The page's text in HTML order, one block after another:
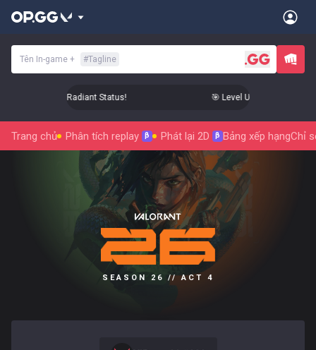
Tên In-game + #Tagline
Up Your Aim to Radiant Status! 🎯 Level Up Your Aim to
Trang chủ Phân tích replay β Phát lại 2D β Bảng xếp hạngChỉ
SEASON 26 // ACT 4